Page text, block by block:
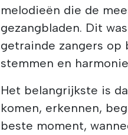
melodieën die de
gezangbladen. Dit
getrainde zangers op
stemmen en
Het belangrijkste is
komen, erkennen,
beste moment,